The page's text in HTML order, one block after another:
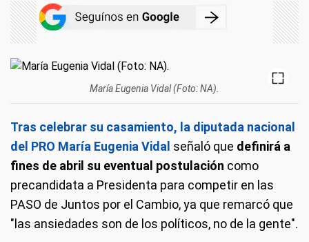
María Eugenia Vidal (Foto: NA).
Tras celebrar su casamiento, la diputada nacional
del PRO María Eugenia Vidal señaló que definirá a
fines de abril su eventual postulación como
precandidata a Presidenta para competir en las
PASO de Juntos por el Cambio, ya que remarcó que
"las ansiedades son de los políticos, no de la gente".